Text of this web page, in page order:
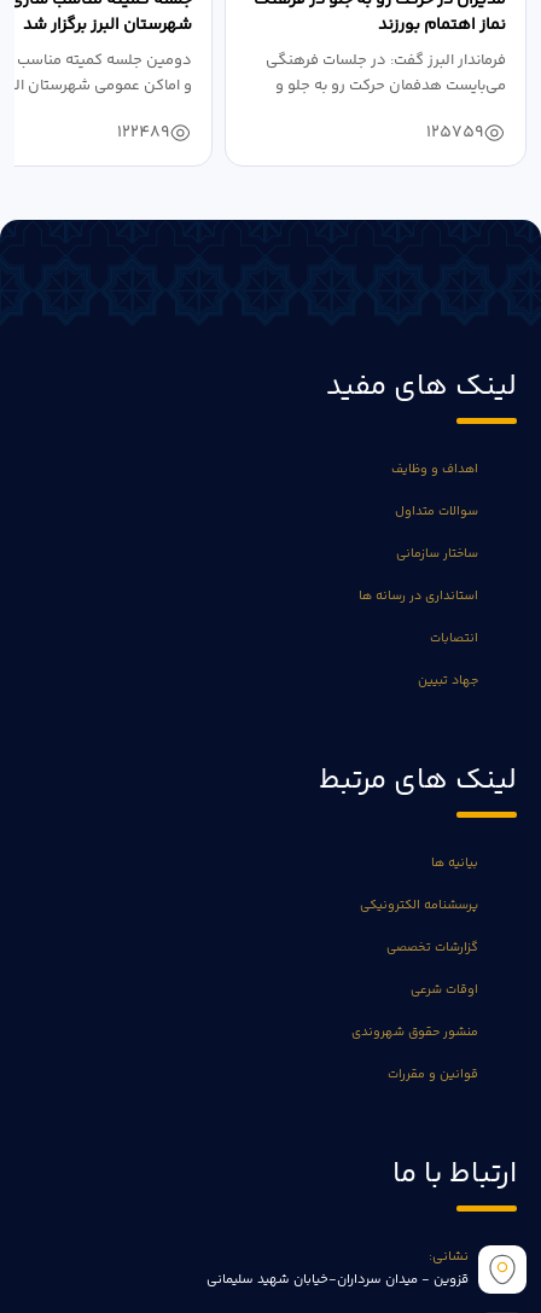
نماز اهتمام بورزند
فرماندار البرز گفت: در جلسات فرهنگی
می‌بایست هدفمان حرکت رو به جلو و
125759
شهرستان البرز برگزار شد
دومین جلسه کمیته مناسب
و اماکن عمومی شهرستان
122489
لینک های مفید
اهداف و وظایف
سوالات متداول
ساختار سازمانی
استانداری در رسانه ها
انتصابات
جهاد تبیین
لینک های مرتبط
بیانیه ها
پرسشنامه الکترونیکی
گزارشات تخصصی
اوقات شرعی
منشور حقوق شهروندی
قوانین و مقررات
ارتباط با ما
نشانی:
قزوین - میدان سرداران-خیابان شهید سلیمانی